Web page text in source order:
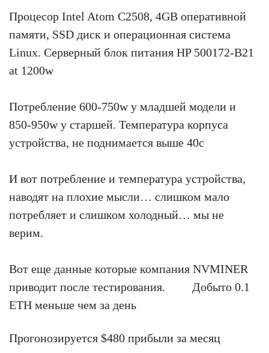
Процесор Intel Atom C2508, 4GB оперативной
памяти, SSD диск и операционная система
Linux. Серверный блок питания HP 500172-B21
at 1200w
Потребление 600-750w у младшей модели и
850-950w у старшей. Температура корпуса
устройства, не поднимается выше 40с
И вот потребление и температура устройства,
наводят на плохие мысли… слишком мало
потребляет и слишком холодный… мы не
верим.
Вот еще данные которые компания NVMINER
приводит после тестирования. Добыто 0.1
ETH меньше чем за день
Прогонозируется $480 прибыли за месяц